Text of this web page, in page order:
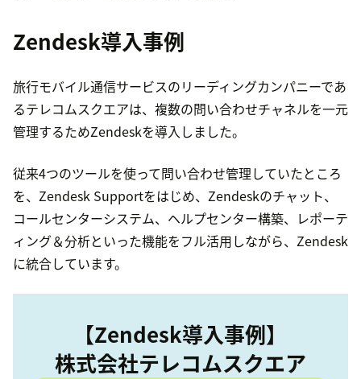
Zendesk導入事例
旅行モバイル通信サービスのリーディングカンパニーであ
るテレコムスクエアは、複数の問い合わせチャネルを一元
管理するためZendeskを導入しました。
従来4つのツールを使って問い合わせ管理していたところ
を、Zendesk Supportをはじめ、Zendeskのチャット、
コールセンターシステム、ヘルプセンター構築、レポーテ
ィング＆分析といった機能をフル活用しながら、Zendesk
に統合しています。
【Zendesk導入事例】
株式会社テレコムスクエア